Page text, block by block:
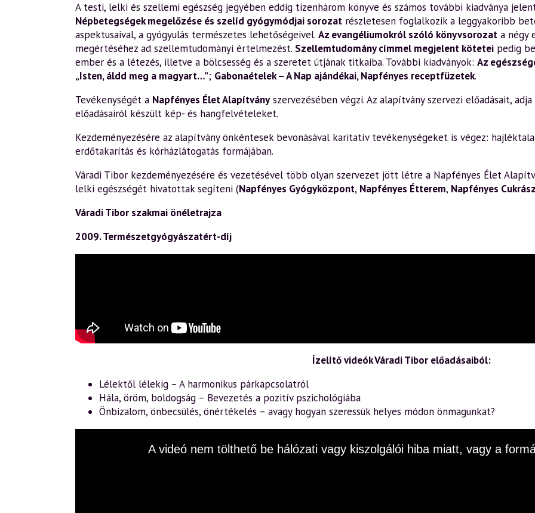
A testi, lelki és szellemi egészség jegyében eddig tizenhárom könyve és számos további kiadványa
Népbetegségek megelőzése és szelíd gyógymódjai sorozat részletesen foglalkozik a leggyakoribb
aspektusaival, a gyógyulás természetes lehetőségeivel. Az evangéliumokról szóló könyvsorozat a négy
megértéséhez ad szellemtudományi értelmezést. Szellemtudomány címmel megjelent kötetei pedig
ember és a létezés, illetve a bölcsesség és a szeretet útjának titkaiba. További kiadványok: Az
„Isten, áldd meg a magyart…”; Gabonaételek – A Nap ajándékai,Napfényes receptfüzetek.
Tevékenységét a Napfényes Élet Alapítványszervezésében végzi. Az alapítvány szervezi előadásait,
előadásairól készült kép- és hangfelvételeket.
Kezdeményezésére az alapítvány önkéntesek bevonásával karitatív tevékenységeket is végez:
erdőtakarítás és kórházlátogatás formájában.
Váradi Tibor kezdeményezésére és vezetésével több olyan szervezet jött létre a Napfényes Élet
lelki egészségét hivatottak segíteni (Napfényes Gyógyközpont, Napfényes Étterem, Napfényes
Váradi Tibor szakmai önéletrajza
2009. Természetgyógyászatért-díj
Ízelítő videók Váradi Tibor előadásaiból:
Lélektől lélekig – A harmonikus párkapcsolatról
Hála, öröm, boldogság – Bevezetés a pozitív pszichológiába
Önbizalom, önbecsülés, önértékelés – avagy hogyan szeressük helyes módon önmagunkat?
A videó nem tölthető be hálózati vagy kiszolgálói hiba miatt, vagy a